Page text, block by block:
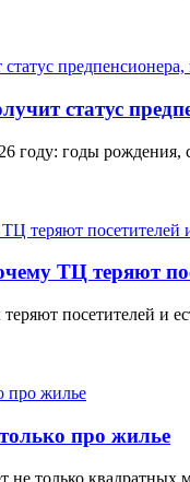
статус
году: годы
ТЦ теряют
посетителей и
про жилье
не только квадратных